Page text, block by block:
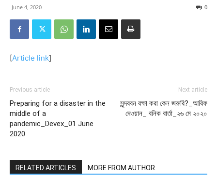
June 4, 2020 0
[Article link]
Previous article
Preparing for a disaster in the
middle of a
pandemic_Devex_01 June
2020
Next article
সুন্দরবন রক্ষা করা কেন জরুরি?_আরিফ
দেওয়ান_ বনিক বার্তা_২৬ মে ২০২০
RELATED ARTICLES MORE FROM AUTHOR